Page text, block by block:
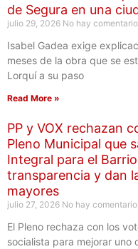
de Segura en una
julio 29, 2026 No hay
Isabel Gadea exige
meses de la obra que se
Lorquí a su paso
Read More »
PP y VOX rechazan
Pleno Municipal que
Integral para el
transparencia y dan
mayores
julio 27, 2026 No hay
El Pleno rechaza con los
socialista para mejorar uno